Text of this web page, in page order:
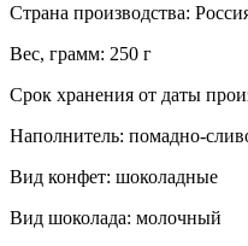
Страна производства:
Вес, грамм: 250 г
Срок хранения от даты
Наполнитель: помадно-
Вид конфет: шоколадные
Вид шоколада: молочный